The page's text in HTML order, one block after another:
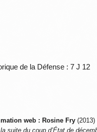
de la Défense : 7 J 12
web : Rosine Fry (2013)
suite du coup d’État de